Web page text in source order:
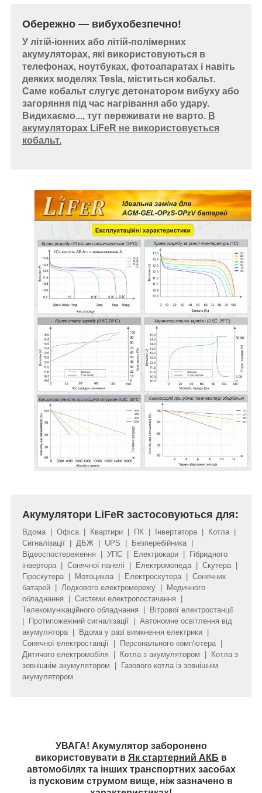
Обережно — вибухобезпечно!
У літій-іонних або літій-полімерних
акумуляторах, які використовуються в
телефонах, ноутбуках, фотоапаратах і навіть
деяких моделях Tesla, міститься кобальт.
Саме кобальт слугує детонатором вибуху або
загоряння під час нагрівання або удару.
Видихаємо..., тут переживати не варто. В
акумуляторах LiFeR не використовується
кобальт.
Акумулятори LiFeR застосовуються для:
Вдома | Офіса | Квартири | ПК | Інвертатора | Котла |
Сигналізації | ДБЖ | UPS | Безперебійника |
Відеоспостереження | УПС | Електрокари | Гібридного
інвертора | Сонячної панелі | Електромопеда | Скутера |
Гіроскутера | Мотоцикла | Електроскутера | Сонячних
батарей | Лодкового електромережу | Медичного
обладнання | Системи електропостачання |
Телекомунікаційного обладнання | Вітрової електростанції
| Протипожежний сигналізації | Автономне освітлення від
акумулятора | Вдома у разі вимкнення електрики |
Сонячної електростанції | Персонального комп'ютера |
Дитячого електромобіля | Котла з акумулятором | Котла з
зовнішнім акумулятором | Газового котла із зовнішнім
акумулятором
УВАГА! Акумулятор заборонено
використовувати в Як стартерний АКБ в
автомобілях та інших транспортних засобах
із пусковим струмом вище, ніж зазначено в